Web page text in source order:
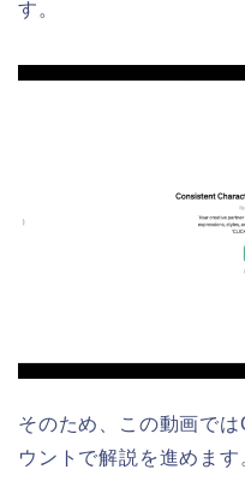
す。
そのため、この動画で
ウントで解説を進めます